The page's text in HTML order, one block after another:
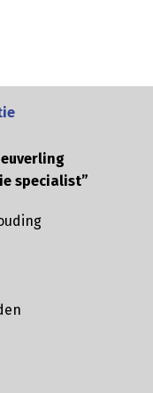
specialist”